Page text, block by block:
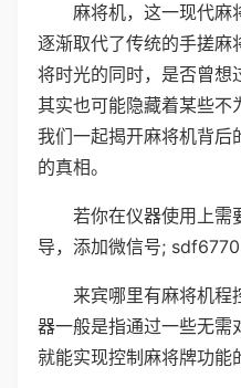
麻将机，这一现代麻
逐渐取代了传统的手搓麻
将时光的同时，是否曾想
其实也可能隐藏着某些不
我们一起揭开麻将机背后
的真相。
若你在仪器使用上需
导，添加微信号; sdf6770
来宾哪里有麻将机程
器一般是指通过一些无需
就能实现控制麻将牌功能